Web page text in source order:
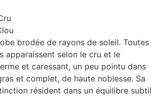
brodée de rayons de soleil. Toutes
apparaissent selon le cru et le
et caressant, un peu pointu dans
et complet, de haute noblesse. Sa
résident dans un équilibre subtil